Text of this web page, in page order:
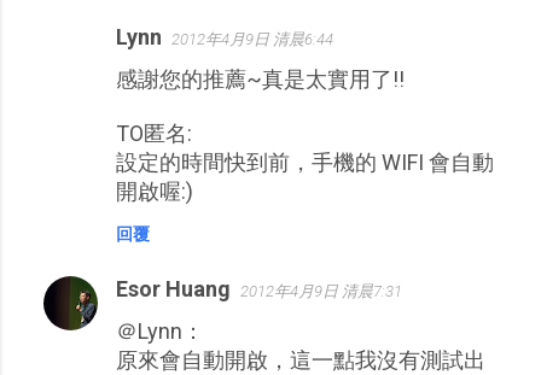
Lynn 2012年4月9日 清晨6:44
感謝您的推薦~真是太實用了!!
TO匿名:
設定的時間快到前，手機的 WIFI 會自動
開啟喔:)
回覆
Esor Huang 2012年4月9日 清晨7:31
＠Lynn：
原來會自動開啟，這一點我沒有測試出